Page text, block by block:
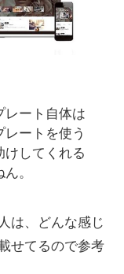
レート自体は
ートを使う
けしてくれる
。
は、どんな感じ
せてるので参考